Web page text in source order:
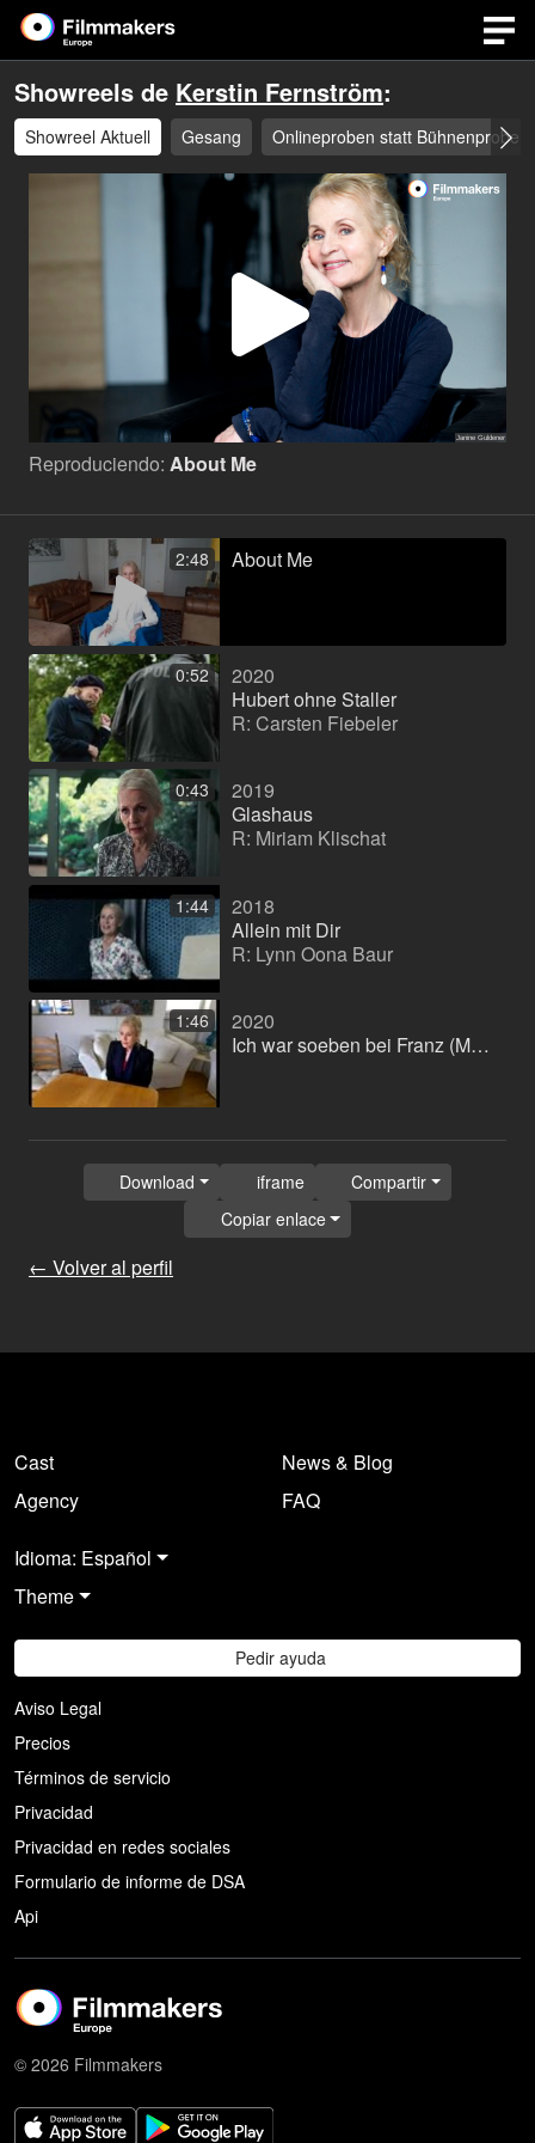
Showreels de Kerstin Fernström:
Showreel Aktuell Gesang Onlineproben statt Bühnenprobe
Vídeo
Reproduciendo: About Me
2:48 About Me
0:52
2020
Hubert ohne Staller
R: Carsten Fiebeler
0:43
2019
Glashaus
R: Miriam Klischat
1:44
2018
Allein mit Dir
R: Lynn Oona Baur
1:46
2020
Ich war soeben bei Franz (Monolog)
← Volver al perfil
Download iframe
Compartir
Copiar enlace
Cast
Agency
News & Blog
FAQ
Idioma: Español
Theme
Pedir ayuda
Aviso Legal
Precios
Términos de servicio
Privacidad
Privacidad en redes sociales
Formulario de informe de DSA
Api
© 2026 Filmmakers